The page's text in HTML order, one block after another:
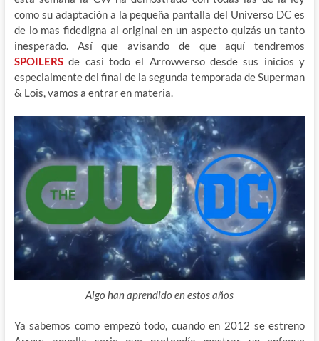
como su adaptación a la pequeña pantalla del Universo DC es
de lo mas fidedigna al original en un aspecto quizás un tanto
inesperado. Así que avisando de que aquí tendremos
SPOILERSde casi todo el Arrowverso desde sus inicios y
especialmente del final de la segunda temporada de Superman
& Lois, vamos a entrar en materia.
Algo han aprendido en estos años
Ya sabemos como empezó todo, cuando en 2012 se estreno